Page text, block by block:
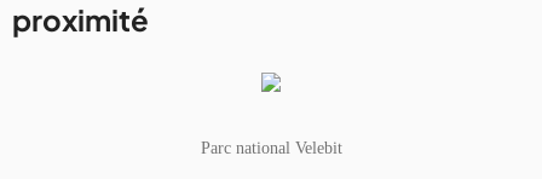
proximité
Parc national Velebit